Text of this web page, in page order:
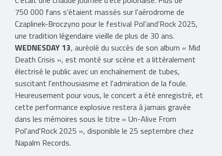
750 000 fans s'étaient massés sur l'aérodrome de
Czaplinek-Broczyno pour le festival Pol'and'Rock 2025,
une tradition légendaire vieille de plus de 30 ans.
WEDNESDAY 13, auréolé du succès de son album « Mid
Death Crisis », est monté sur scène et a littéralement
électrisé le public avec un enchaînement de tubes,
suscitant l'enthousiasme et l'admiration de la foule.
Heureusement pour vous, le concert a été enregistré, et
cette performance explosive restera à jamais gravée
dans les mémoires sous le titre « Un-Alive From
Pol'and'Rock 2025 », disponible le 25 septembre chez
Napalm Records.